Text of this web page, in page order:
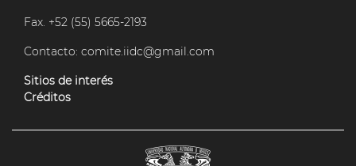
Fax. +52 (55) 5665-2193
Contacto: comite.iidc@gmail.com
Sitios de interés
Créditos